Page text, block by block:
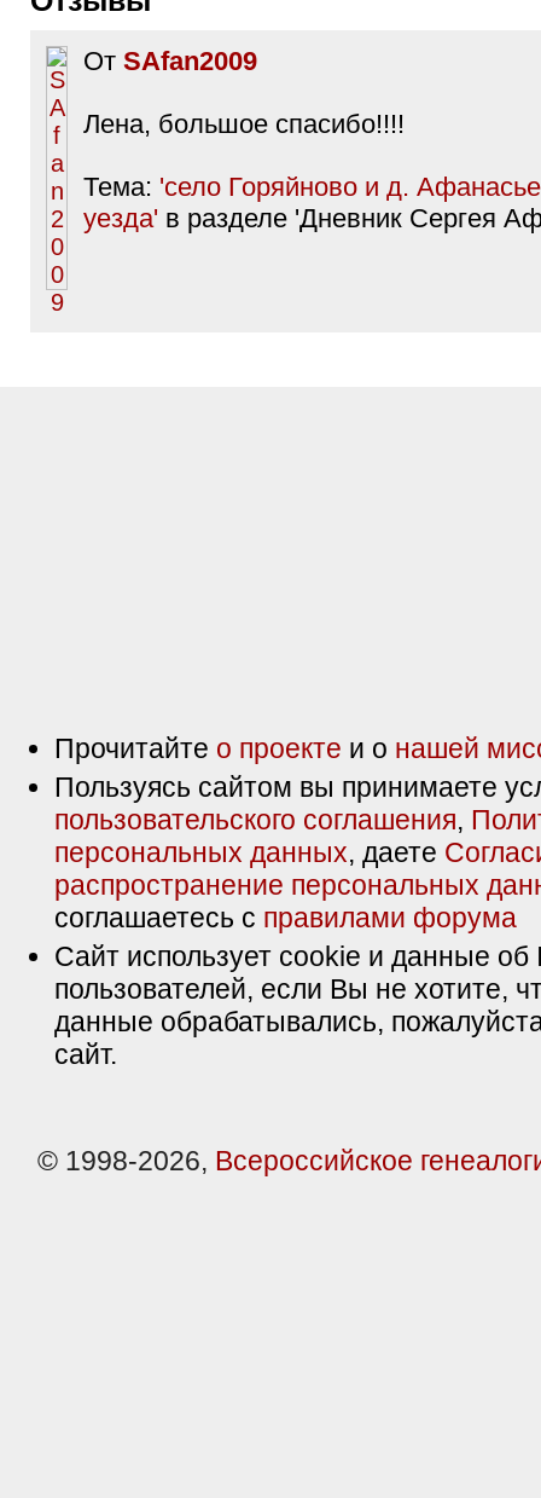
От SAfan2009
Лена, большое спасибо!!!!
Тема: 'село Горяйново и д.
уезда' в разделе 'Дневник Сергея
Прочитайте о проекте и о нашей
Пользуясь сайтом вы принимаете
пользовательского соглашения,
персональных данных, даете
распространение персональных
соглашаетесь с правилами форума
Сайт использует cookie и данные об
пользователей, если Вы не хотите,
данные обрабатывались,
сайт.
© 1998-2026, Всероссийское